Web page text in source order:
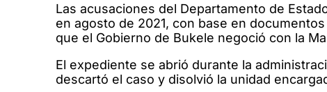
Las acusaciones del Departamento de
en agosto de 2021, con base en
que el Gobierno de Bukele negoció con la
El expediente se abrió durante la
descartó el caso y disolvió la unidad